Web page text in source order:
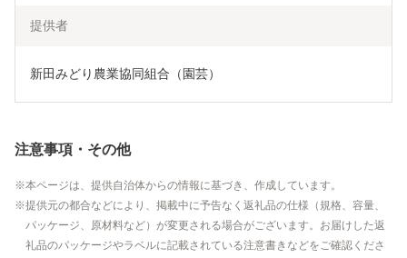
提供者
新田みどり農業協同組合（園芸）
注意事項・その他
本ページは、提供自治体からの情報に基づき、作成しています。
提供元の都合などにより、掲載中に予告なく返礼品の仕様（規格、容量、
パッケージ、原材料など）が変更される場合がございます。お届けした返
礼品のパッケージやラベルに記載されている注意書きなどをご確認くださ